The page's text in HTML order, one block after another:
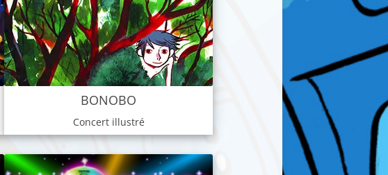
BONOBO
Concert illustré